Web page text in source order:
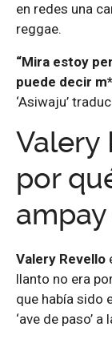
en redes una
reggae.
“Mira estoy
puede decir
‘Asiwaju’
Valery
por
Valery Revello
llanto no era
que había sido
‘ave de paso’ a